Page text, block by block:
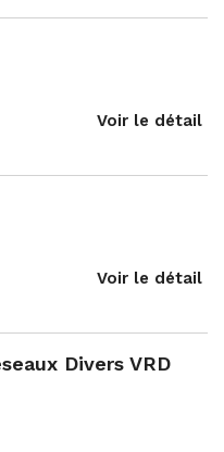
Voir le détail
Voir le détail
Divers VRD